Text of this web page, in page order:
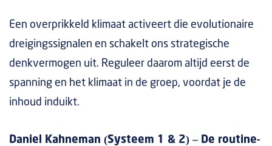
Een overprikkeld klimaat activeert die evolutionaire
dreigingssignalen en schakelt ons strategische
denkvermogen uit. Reguleer daarom altijd eerst de
spanning en het klimaat in de groep, voordat je de
inhoud induikt.
Daniel Kahneman (Systeem 1 & 2) – De routine-